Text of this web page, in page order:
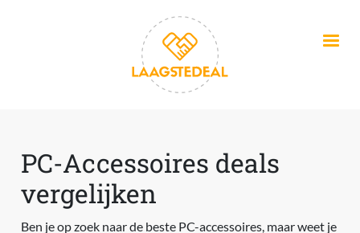
PC-Accessoires deals
vergelijken
Ben je op zoek naar de beste PC-accessoires, maar weet je